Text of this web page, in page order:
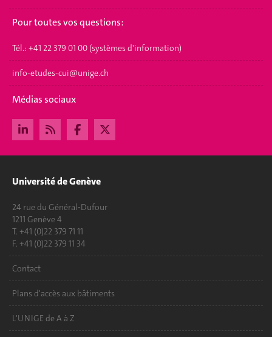
Pour toutes vos questions:
Tél.: +41 22 379 01 00 (systèmes d'information)
info-etudes-cui@unige.ch
Médias sociaux
Université de Genève
24 rue du Général-Dufour
1211 Genève 4
T. +41 (0)22 379 71 11
F. +41 (0)22 379 11 34
Contact
Plans d'accès aux bâtiments
L'UNIGE de A à Z